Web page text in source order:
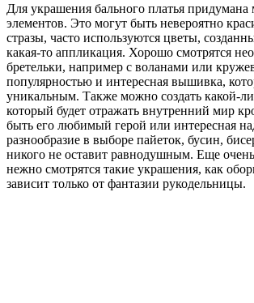
Для украшения бального платья придумана
элементов. Это могут быть невероятно
стразы, часто используются цветы,
какая-то аппликация. Хорошо смотрятся
бретельки, например с воланами или
популярностью и интересная вышивка,
уникальным. Также можно создать какой-
который будет отражать внутренний мир
быть его любимый герой или интересная
разнообразие в выборе пайеток, бусин,
никого не оставит равнодушным. Еще
нежно смотрятся такие украшения, как
зависит только от фантазии рукодельницы.